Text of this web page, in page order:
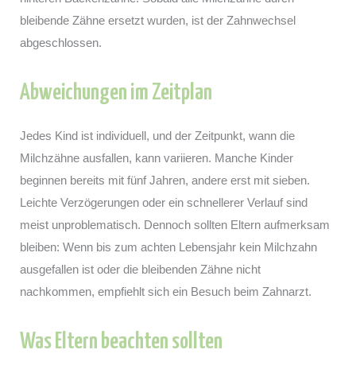
bleibende Zähne ersetzt wurden, ist der Zahnwechsel
abgeschlossen.
Abweichungen im Zeitplan
Jedes Kind ist individuell, und der Zeitpunkt, wann die
Milchzähne ausfallen, kann variieren. Manche Kinder
beginnen bereits mit fünf Jahren, andere erst mit sieben.
Leichte Verzögerungen oder ein schnellerer Verlauf sind
meist unproblematisch. Dennoch sollten Eltern aufmerksam
bleiben: Wenn bis zum achten Lebensjahr kein Milchzahn
ausgefallen ist oder die bleibenden Zähne nicht
nachkommen, empfiehlt sich ein Besuch beim Zahnarzt.
Was Eltern beachten sollten